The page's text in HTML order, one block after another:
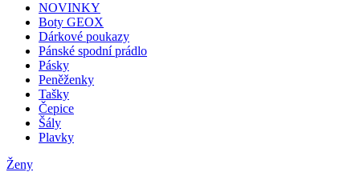
NOVINKY
Boty GEOX
Dárkové poukazy
Pánské spodní prádlo
Pásky
Peněženky
Tašky
Čepice
Šály
Plavky
Ženy